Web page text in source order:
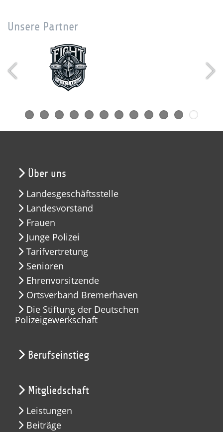
Unsere Partner
Über uns
Landesgeschäftsstelle
Landesvorstand
Frauen
Junge Polizei
Tarifvertretung
Senioren
Ehrenvorsitzende
Ortsverband Bremerhaven
Die Stiftung der Deutschen
Polizeigewerkschaft
Berufseinstieg
Mitgliedschaft
Leistungen
Beiträge